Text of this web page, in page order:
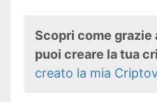
Scopri come
puoi creare la tua
creato la mia